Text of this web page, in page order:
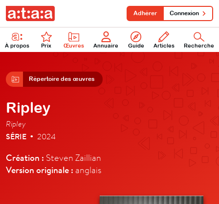
À propos Prix Œuvres Annuaire Guide Articles Recherche
Adhérer Connexion
Répertoire des œuvres
Ripley
Ripley
SÉRIE • 2024
Création : Steven Zaillian
Version originale : anglais